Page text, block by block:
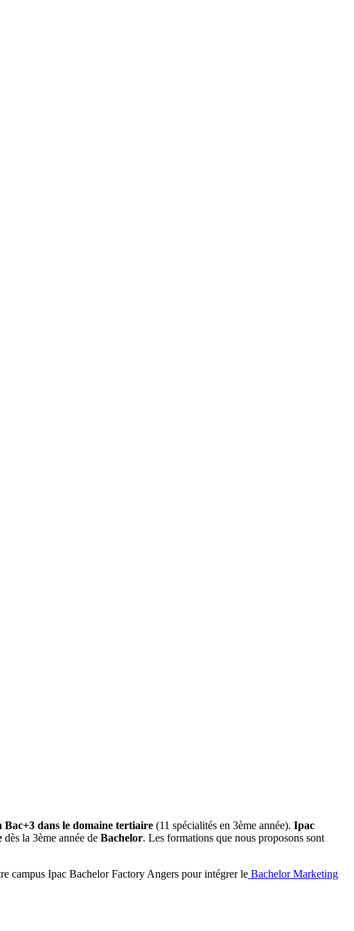
Bac+3 dans le domaine tertiaire (11 spécialités en 3ème année). Ipac
dès la 3ème année de Bachelor. Les formations que nous proposons sont
campus Ipac Bachelor Factory Angers pour intégrer le Bachelor Marketing